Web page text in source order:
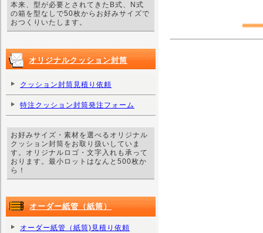
本来、型が必要とされてきたB式、N式
の箱を型なしで50枚からお好みサイズで
おつくりいたします。
オリジナルクッション封筒
クッション封筒見積り依頼
特注クッション封筒発注フォーム
お好みサイズ・素材を選べるオリジナル
クッション封筒をお取り扱いしていま
す。オリジナルロゴ・文字入れも承って
おります。最小ロットはなんと500枚か
ら！
オーダー紙管（紙筒）
オーダー紙管（紙筒)見積り依頼